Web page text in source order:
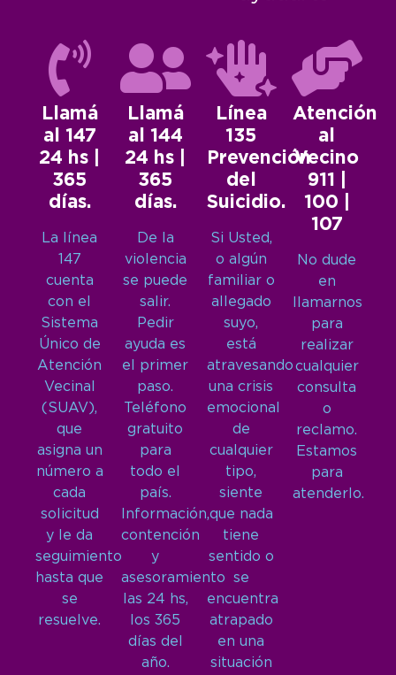
Llamá
al 147
24 hs |
365
días.
La línea
147
cuenta
con el
Sistema
Único de
Atención
Vecinal
(SUAV),
que
asigna un
número a
cada
solicitud
y le da
seguimiento
hasta que
se
resuelve.
Llamá
al 144
24 hs |
365
días.
De la
violencia
se puede
salir.
Pedir
ayuda es
el primer
paso.
Teléfono
gratuito
para
todo el
país.
Información,
contención
y
asesoramiento
las 24 hs,
los 365
días del
año.
Línea
135
Prevención
del
Suicidio.
Si Usted,
o algún
familiar o
allegado
suyo,
está
atravesando
una crisis
emocional
de
cualquier
tipo,
siente
que nada
tiene
sentido o
se
encuentra
atrapado
en una
situación
Atención
al
Vecino
911 |
100 |
107
No dude
en
llamarnos
para
realizar
cualquier
consulta
o
reclamo.
Estamos
para
atenderlo.